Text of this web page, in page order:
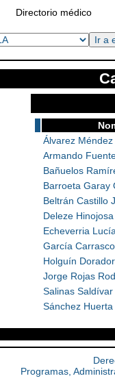
Directorio médico
Álvarez Méndez
Armando
Bañuelos
Barroeta Garay
Beltrán Castillo
Deleze
Echeverria
García
Holguín
Jorge Rojas
Salinas
Sánchez
Programas,